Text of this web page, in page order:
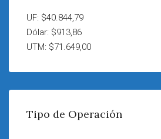
UF: $40.844,79
Dólar: $913,86
UTM: $71.649,00
Tipo de Operación